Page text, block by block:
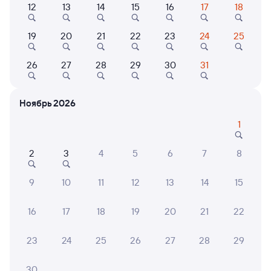
Выберите дату
Найдём билет на поезд за вас
Даже если сейчас нет мест
Все
Путешественникам нравятся эти варианты
8,4
Отель Отель
12 13 14 15 16 17 18
19 20 21 22 23 24 25
26 27 28 29 30 31
Ноябрь 2026
1
2 3 4 5 6 7 8
9 10 11 12 13 14 15
16 17 18 19 20 21 22
23 24 25 26 27 28 29